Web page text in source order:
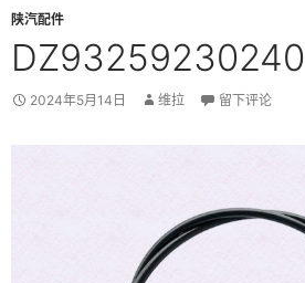
陕汽配件
DZ93259230240
2024年5月14日 维拉 留下评论